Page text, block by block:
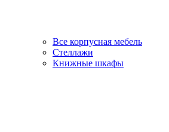
Все корпусная мебель
Стеллажи
Книжные шкафы